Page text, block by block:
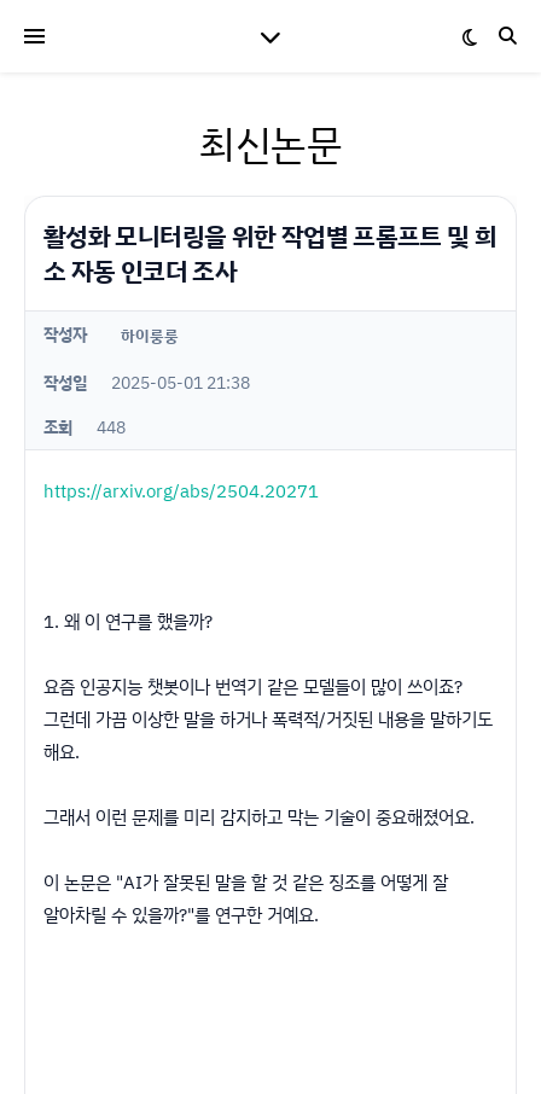
최신논문
활성화 모니터링을 위한 작업별 프롬프트 및 희
소 자동 인코더 조사
작성자 하이룽룽
작성일
2025-05-01 21:38
조회
448
https://arxiv.org/abs/2504.20271
1. 왜 이 연구를 했을까?
요즘 인공지능 챗봇이나 번역기 같은 모델들이 많이 쓰이죠?
그런데 가끔 이상한 말을 하거나 폭력적/거짓된 내용을 말하기도
해요.
그래서 이런 문제를 미리 감지하고 막는 기술이 중요해졌어요.
이 논문은 "AI가 잘못된 말을 할 것 같은 징조를 어떻게 잘
알아차릴 수 있을까?"를 연구한 거예요.